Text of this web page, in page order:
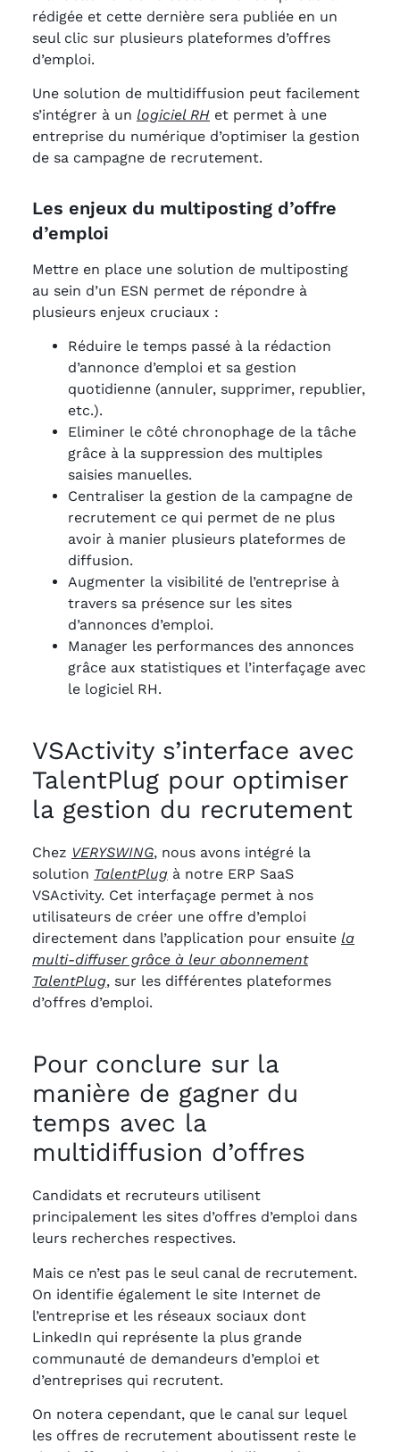
rédigée et cette dernière sera publiée en un
seul clic sur plusieurs plateformes d’offres
d’emploi.
Une solution de multidiffusion peut facilement
s’intégrer à un logiciel RH et permet à une
entreprise du numérique d’optimiser la gestion
de sa campagne de recrutement.
Les enjeux du multiposting d’offre
d’emploi
Mettre en place une solution de multiposting
au sein d’un ESN permet de répondre à
plusieurs enjeux cruciaux :
Réduire le temps passé à la rédaction
d’annonce d’emploi et sa gestion
quotidienne (annuler, supprimer, republier,
etc.).
Eliminer le côté chronophage de la tâche
grâce à la suppression des multiples
saisies manuelles.
Centraliser la gestion de la campagne de
recrutement ce qui permet de ne plus
avoir à manier plusieurs plateformes de
diffusion.
Augmenter la visibilité de l’entreprise à
travers sa présence sur les sites
d’annonces d’emploi.
Manager les performances des annonces
grâce aux statistiques et l’interfaçage avec
le logiciel RH.
VSActivity s’interface avec
TalentPlug pour optimiser
la gestion du recrutement
Chez VERYSWING, nous avons intégré la
solution TalentPlug à notre ERP SaaS
VSActivity. Cet interfaçage permet à nos
utilisateurs de créer une offre d’emploi
directement dans l’application pour ensuite la
multi-diffuser grâce à leur abonnement
TalentPlug, sur les différentes plateformes
d’offres d’emploi.
Pour conclure sur la
manière de gagner du
temps avec la
multidiffusion d’offres
Candidats et recruteurs utilisent
principalement les sites d’offres d’emploi dans
leurs recherches respectives.
Mais ce n’est pas le seul canal de recrutement.
On identifie également le site Internet de
l’entreprise et les réseaux sociaux dont
LinkedIn qui représente la plus grande
communauté de demandeurs d’emploi et
d’entreprises qui recrutent.
On notera cependant, que le canal sur lequel
les offres de recrutement aboutissent reste le